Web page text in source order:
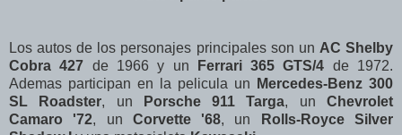
Los autos de los personajes principales son un AC Shelby
Cobra 427 de 1966 y un Ferrari 365 GTS/4 de 1972.
Ademas participan en la pelicula un
Mercedes-Benz 300
SL Roadster, un Porsche 911 Targa, unChevrolet
Camaro '72, un Corvette '68, un
Rolls-Royce Silver